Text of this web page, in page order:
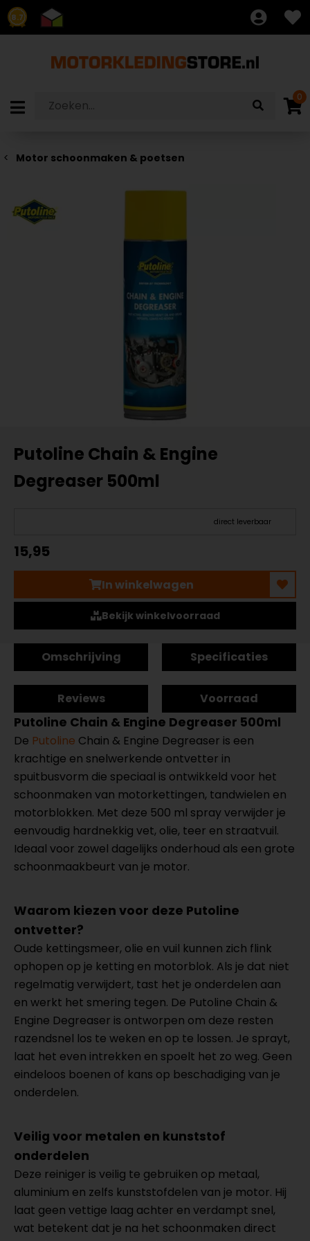
8.7
0
Motor schoonmaken & poetsen
Putoline Chain & Engine
Degreaser 500ml
direct leverbaar
15,95
In winkelwagen
Bekijk winkelvoorraad
Omschrijving Specificaties
Reviews Voorraad
Putoline Chain & Engine Degreaser 500ml
De Putoline Chain & Engine Degreaser is een
krachtige en snelwerkende ontvetter in
spuitbusvorm die speciaal is ontwikkeld voor het
schoonmaken van motor­kettingen, tandwielen en
motorblokken. Met deze 500 ml spray verwijder je
eenvoudig hardnekkig vet, olie, teer en straatvuil.
Ideaal voor zowel dagelijks onderhoud als een grote
schoonmaakbeurt van je motor.
Waarom kiezen voor deze Putoline
ontvetter?
Oude kettingsmeer, olie en vuil kunnen zich flink
ophopen op je ketting en motorblok. Als je dat niet
regelmatig verwijdert, tast het je onderdelen aan
en werkt het smering tegen. De Putoline Chain &
Engine Degreaser is ontworpen om deze resten
razendsnel los te weken en op te lossen. Je sprayt,
laat het even intrekken en spoelt het zo weg. Geen
eindeloos boenen of kans op beschadiging van je
onderdelen.
Veilig voor metalen en kunststof
onderdelen
Deze reiniger is veilig te gebruiken op metaal,
aluminium en zelfs kunststofdelen van je motor. Hij
laat geen vettige laag achter en verdampt snel,
wat betekent dat je na het schoonmaken direct